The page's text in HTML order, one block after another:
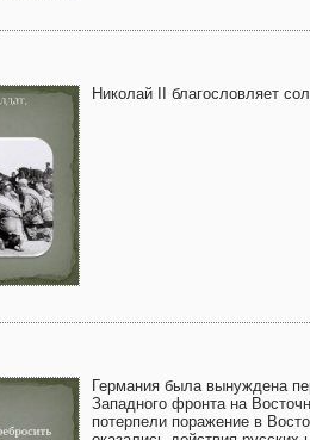
Николай II благословляет
Германия была вынуждена
Западного фронта на
потерпели поражение в